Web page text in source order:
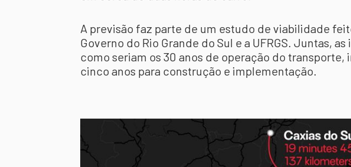
A previsão faz parte de um estudo de viabilidade
Governo do Rio Grande do Sul e a UFRGS. Juntas,
como seriam os 30 anos de operação do
cinco anos para construção e implementação.